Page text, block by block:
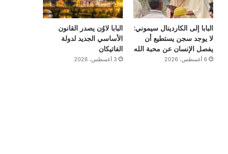
البابا إلى الكاردينال سيموني:
لا يوجد سجن يستطيع أن
يفصل الإنسان عن محبة الله
6 أغسطس، 2026
البابا لاوُن يصدر القانون
الأساسي الجديد لدولة
الفاتيكان
3 أغسطس، 2026